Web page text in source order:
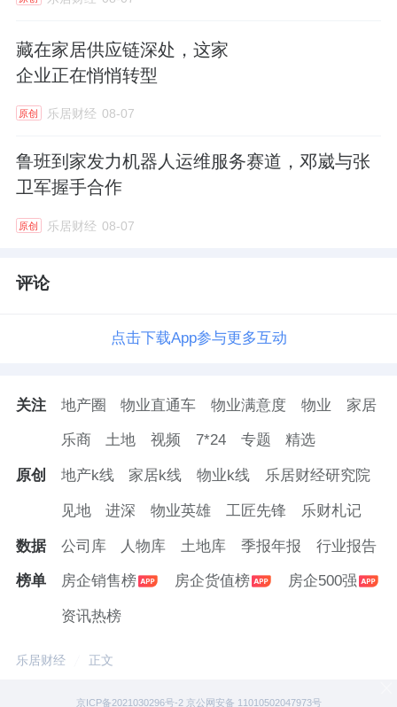
藏在家居供应链深处，这家
企业正在悄悄转型
原创 乐居财经 08-07
鲁班到家发力机器人运维服务赛道，邓崴与张
卫军握手合作
原创 乐居财经 08-07
评论
点击下载App参与更多互动
关注 地产圈 物业直通车 物业满意度 物业 家居
乐商 土地 视频 7*24 专题 精选
原创 地产k线 家居k线 物业k线 乐居财经研究院
见地 进深 物业英雄 工匠先锋 乐财札记
数据 公司库 人物库 土地库 季报年报 行业报告
榜单 房企销售榜 房企货值榜 房企500强
资讯热榜
乐居财经 正文
京ICP备2021030296号-2 京公网安备 11010502047973号